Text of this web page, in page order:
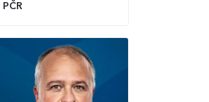
PČR